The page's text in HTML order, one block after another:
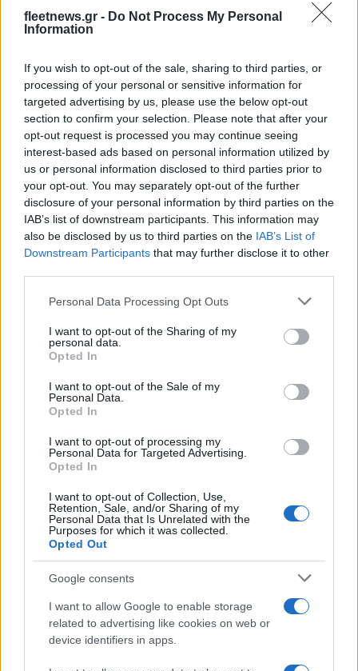
fleetnews.gr - Do Not Process My Personal
Information
If you wish to opt-out of the sale, sharing to third parties, or
processing of your personal or sensitive information for
targeted advertising by us, please use the below opt-out
section to confirm your selection. Please note that after your
opt-out request is processed you may continue seeing
interest-based ads based on personal information utilized by
us or personal information disclosed to third parties prior to
your opt-out. You may separately opt-out of the further
disclosure of your personal information by third parties on the
IAB’s list of downstream participants. This information may
also be disclosed by us to third parties on the IAB’s List of
Downstream Participants that may further disclose it to other
Please note that this website/app uses one or more Google
not limited to your visit or usage behaviour. You may click to
grant or deny consent to Google and its third-party tags to
use your data for below specified purposes in below Google
consent section.
Personal Data Processing Opt Outs
I want to opt-out of the Sharing of my
personal data.
Opted In
I want to opt-out of the Sale of my
Personal Data.
Opted In
I want to opt-out of processing my
Personal Data for Targeted Advertising.
Opted In
I want to opt-out of Collection, Use,
Retention, Sale, and/or Sharing of my
Personal Data that Is Unrelated with the
Purposes for which it was collected.
Opted Out
Google consents
I want to allow Google to enable storage
related to advertising like cookies on web or
device identifiers in apps.
Νέο Audi A2 e-tron με
στόχο την κορυφή της
αποδοτικότητας
Η Chery επενδύει 75 εκατ.
δολάρια στην KG Mobility
Το FIAT 500 Hybrid τώρα από 18.990 ευρώ
και Λεν κόντρα στην Ελλάδα
με τη Βιλερμπάν» - Η
διευκρινιστική ανάρτηση
HELLENiQ ENERGY: Κέρδη 393 εκατ. ευρώ στο α' εξάμηνο –
Στα 734 εκατ. ευρώ τα EBITDA
1 δισ. ευρώ ως το 2028 για